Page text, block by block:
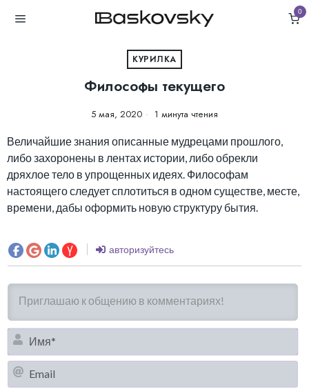
0
КУРИЛКА
Философы текущего
5 мая, 2020 1 минута чтения
Величайшие знания описанные мудрецами прошлого,
либо захоронены в лентах истории, либо обрекли
дряхлое тело в упрощенных идеях. Философам
настоящего следует сплотиться в одном существе, месте,
времени, дабы оформить новую структуру бытия.
авторизуйтесь